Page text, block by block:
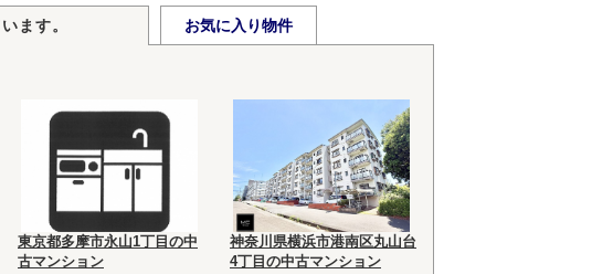
ます。 お気に入り物件
東京都多摩市永山1丁目の中
古マンション
神奈川県横浜市港南区丸山台
4丁目の中古マンション